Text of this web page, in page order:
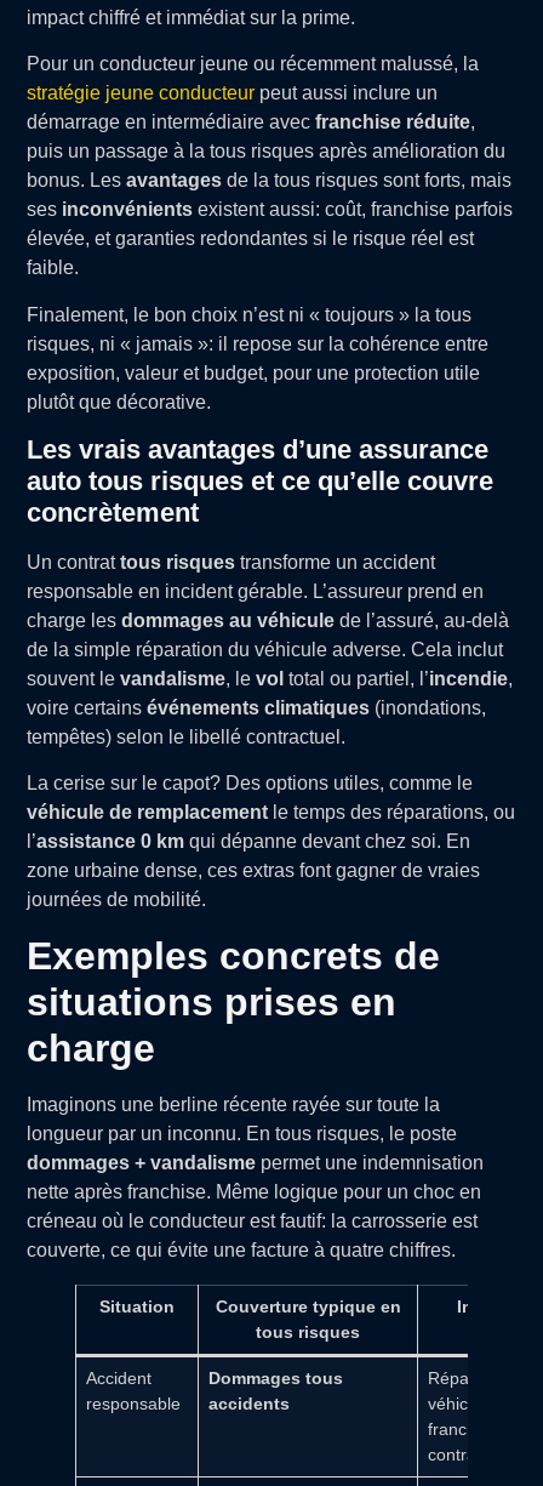
impact chiffré et immédiat sur la prime.
Pour un conducteur jeune ou récemment malussé, la
stratégie jeune conducteur peut aussi inclure un
démarrage en intermédiaire avecfranchise réduite,
puis un passage à la tous risques après amélioration du
bonus. Lesavantages de la tous risques sont forts, mais
ses inconvénients existent aussi: coût, franchise parfois
élevée, et garanties redondantes si le risque réel est
faible.
Finalement, le bon choix n’est ni « toujours » la tous
risques, ni « jamais »: il repose sur la cohérence entre
exposition, valeur et budget, pour une protection utile
plutôt que décorative.
Les vrais avantages d’une assurance
auto tous risques et ce qu’elle couvre
concrètement
Un contrattous risques transforme un accident
responsable en incident gérable. L’assureur prend en
charge lesdommages au véhicule de l’assuré, au-delà
de la simple réparation du véhicule adverse. Cela inclut
souvent levandalisme, levol total ou partiel, l’incendie,
voire certainsévénements climatiques (inondations,
tempêtes) selon le libellé contractuel.
La cerise sur le capot? Des options utiles, comme le
véhicule de remplacement le temps des réparations, ou
l’assistance 0 km qui dépanne devant chez soi. En
zone urbaine dense, ces extras font gagner de vraies
journées de mobilité.
Exemples concrets de
situations prises en
charge
Imaginons une berline récente rayée sur toute la
longueur par un inconnu. En tous risques, le poste
dommages + vandalisme permet une indemnisation
nette après franchise. Même logique pour un choc en
créneau où le conducteur est fautif: la carrosserie est
couverte, ce qui évite une facture à quatre chiffres.
Situation
Couverture typique en
tous risques
Impact
Accident
responsable
Dom­mages tous
accidents
Réparation du
véhicule de
franchise selon
contrat